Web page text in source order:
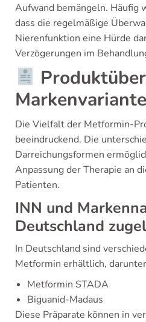
Aufwand bemängeln. Häufig
dass die regelmäßige
Nierenfunktion eine Hürde
Verzögerungen im
Die Vielfalt der Metformin-
beeindruckend. Die
Darreichungsformen
Anpassung der Therapie an
Patienten.
INN und
Deutschland
In Deutschland sind
Metformin erhältlich,
Metformin STADA
Biguanid-Madaus
Diese Präparate können in